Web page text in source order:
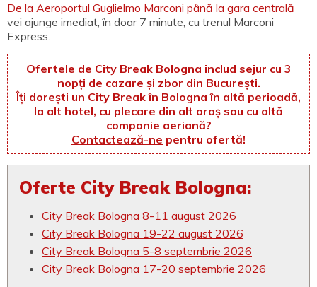
De la Aeroportul Guglielmo Marconi până la gara centrală
vei ajunge imediat, în doar 7 minute, cu trenul Marconi
Express.
Ofertele de City Break Bologna includ sejur cu 3
nopți de cazare și zbor din București.
Îți dorești un City Break în Bologna în altă perioadă,
la alt hotel, cu plecare din alt oraș sau cu altă
companie aeriană?
Contactează-ne pentru ofertă!
Oferte City Break Bologna:
City Break Bologna 8-11 august 2026
City Break Bologna 19-22 august 2026
City Break Bologna 5-8 septembrie 2026
City Break Bologna 17-20 septembrie 2026